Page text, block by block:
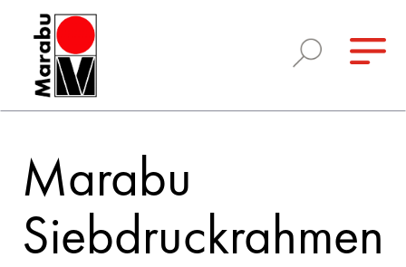
Marabu
Siebdruckrahmen